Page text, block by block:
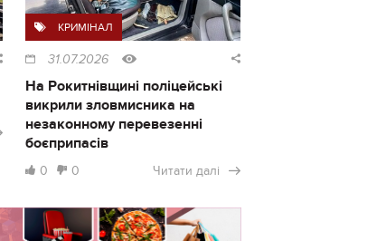
КРИМІНАЛ
31.07.2026
На Рокитнівщині поліцейські
викрили зловмисника на
незаконному перевезенні
боєприпасів
0 0 Читати далі